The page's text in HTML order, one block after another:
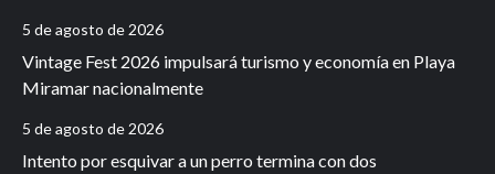
5 de agosto de 2026
Vintage Fest 2026 impulsará turismo y economía en Playa
Miramar nacionalmente
5 de agosto de 2026
Intento por esquivar a un perro termina con dos